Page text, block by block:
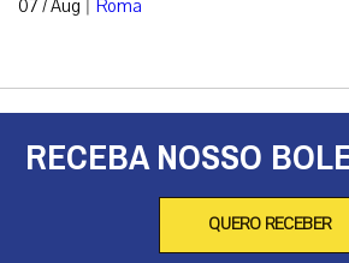
07 / Aug
Roma
RECEBA NOSSO
QUERO RECEBER